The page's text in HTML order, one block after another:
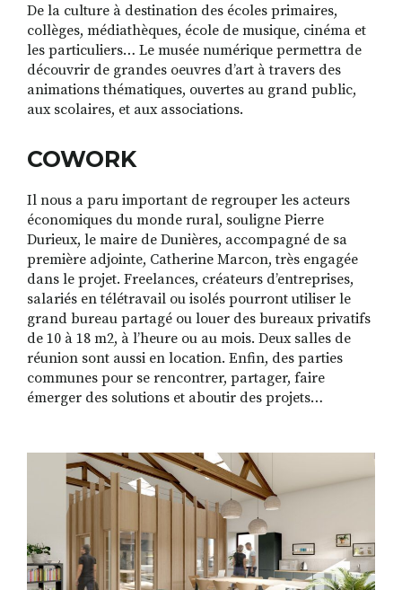
De la culture à destination des écoles primaires,
collèges, médiathèques, école de musique, cinéma et
les particuliers… Le musée numérique permettra de
découvrir de grandes oeuvres d’art à travers des
animations thématiques, ouvertes au grand public,
aux scolaires, et aux associations.
COWORK
Il nous a paru important de regrouper les acteurs
économiques du monde rural, souligne Pierre
Durieux, le maire de Dunières, accompagné de sa
première adjointe, Catherine Marcon, très engagée
dans le projet. Freelances, créateurs d’entreprises,
salariés en télétravail ou isolés pourront utiliser le
grand bureau partagé ou louer des bureaux privatifs
de 10 à 18 m2, à l’heure ou au mois. Deux salles de
réunion sont aussi en location. Enfin, des parties
communes pour se rencontrer, partager, faire
émerger des solutions et aboutir des projets…